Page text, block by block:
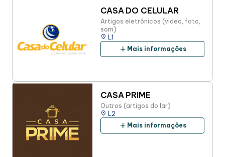
CASA DO CELULAR
Artigos eletrônicos (video, foto,
som)
place L1
add Mais informações
CASA PRIME
Outros (artigos do lar)
place L2
add Mais informações